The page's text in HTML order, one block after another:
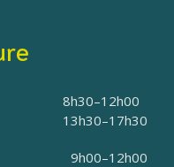
8h30–12h00
13h30–17h30
9h00–12h00